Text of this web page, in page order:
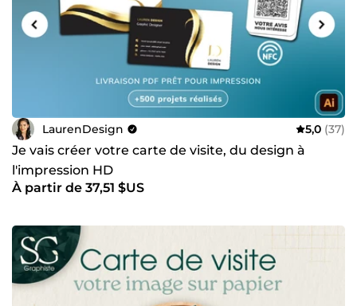
LaurenDesign 5,0 (37)
Je vais créer votre carte de visite, du design à
l'impression HD
À partir de 37,51 $US